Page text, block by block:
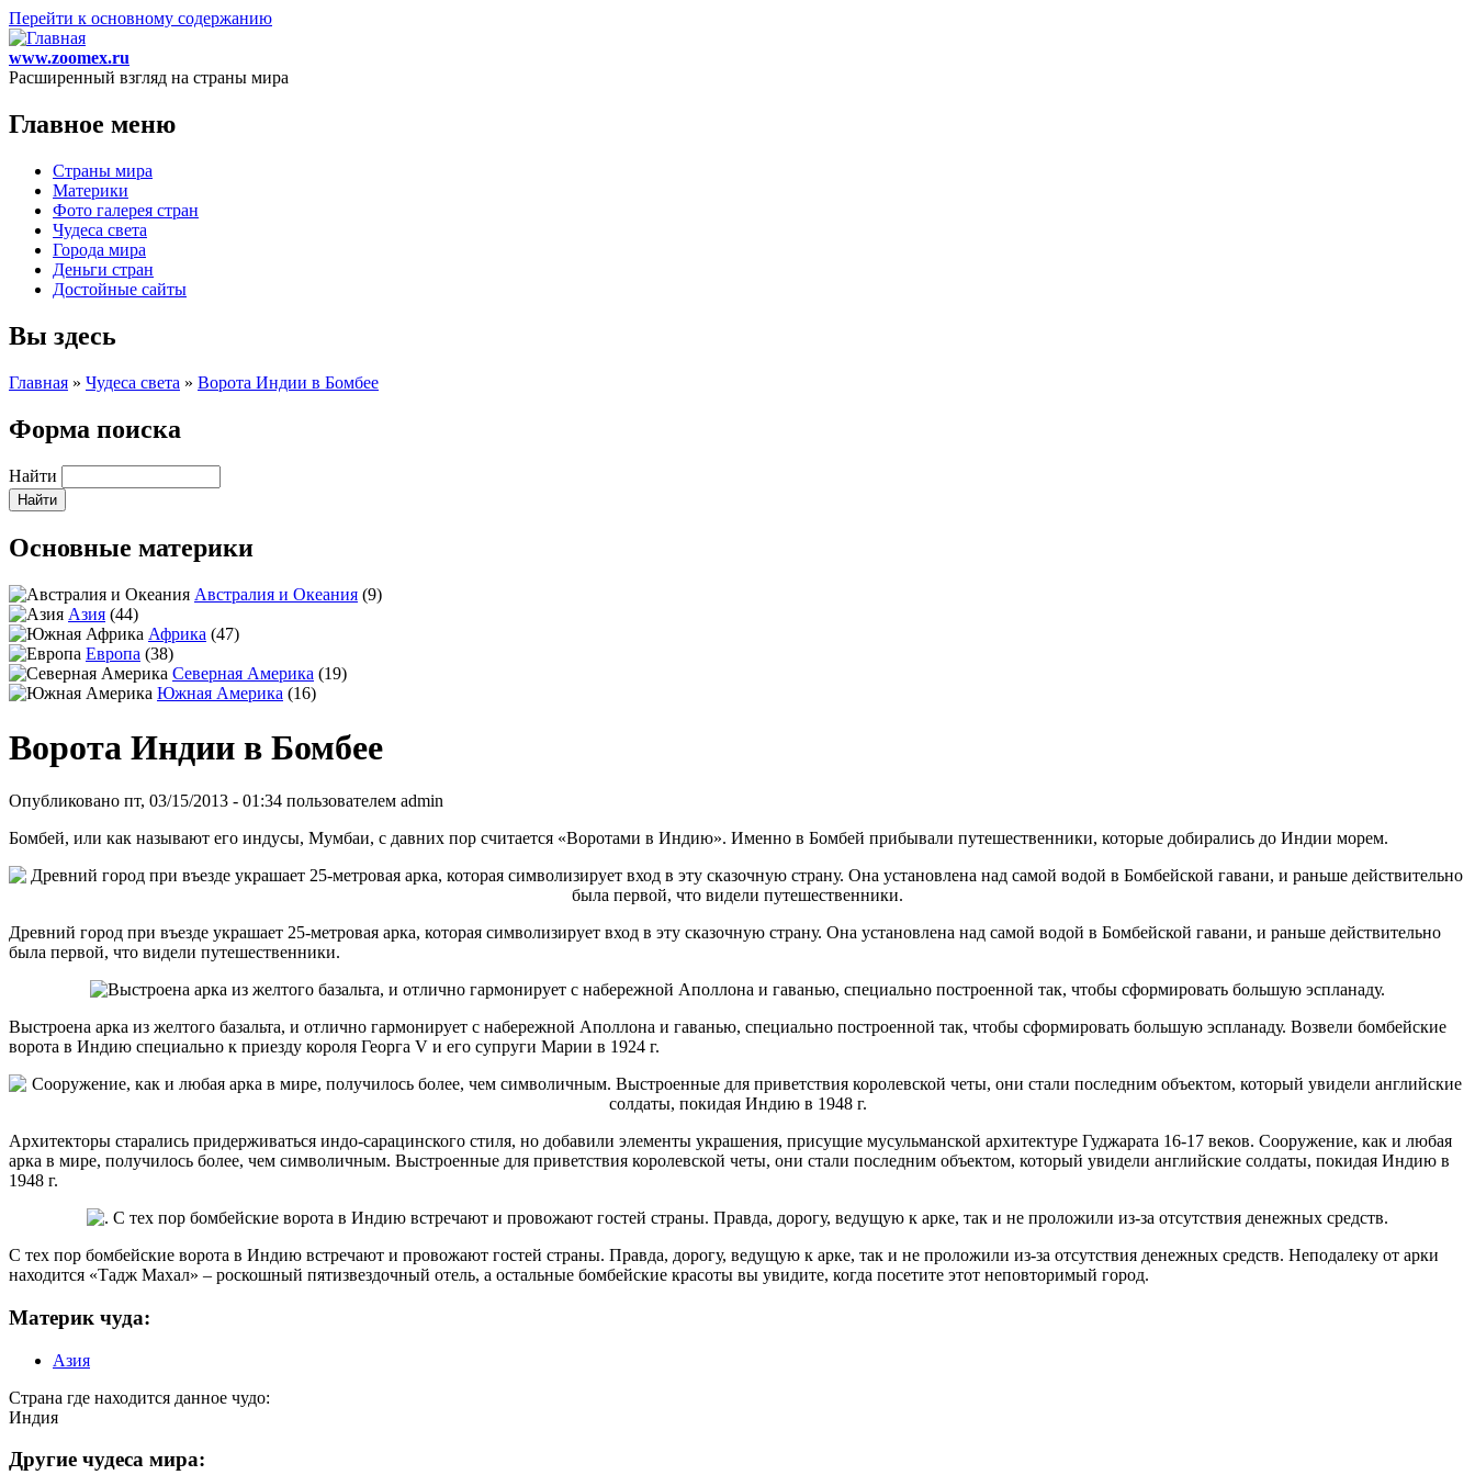
Перейти к основному содержанию
www.zoomex.ru
Расширенный взгляд на страны мира
Главное меню
Страны мира
Материки
Фото галерея стран
Чудеса света
Города мира
Деньги стран
Достойные сайты
Вы здесь
Главная » Чудеса света » Ворота Индии в Бомбее
Форма поиска
Найти
Основные материки
Австралия и Океания (9)
Азия (44)
Африка (47)
Европа (38)
Северная Америка (19)
Южная Америка (16)
Ворота Индии в Бомбее
Опубликовано пт, 03/15/2013 - 01:34 пользователем admin
Бомбей, или как называют его индусы, Мумбаи, с давних пор считается «Воротами в Индию». Именно в Бомбей прибывали путешественники, которые добирались до Индии морем.
Древний город при въезде украшает 25-метровая арка, которая символизирует вход в эту сказочную страну. Она установлена над самой водой в Бомбейской гавани, и раньше действительно
была первой, что видели путешественники.
Выстроена арка из желтого базальта, и отлично гармонирует с набережной Аполлона и гаванью, специально построенной так, чтобы сформировать большую эспланаду. Возвели бомбейские
ворота в Индию специально к приезду короля Георга V и его супруги Марии в 1924 г.
Архитекторы старались придерживаться индо-сарацинского стиля, но добавили элементы украшения, присущие мусульманской архитектуре Гуджарата 16-17 веков. Сооружение, как и любая
арка в мире, получилось более, чем символичным. Выстроенные для приветствия королевской четы, они стали последним объектом, который увидели английские солдаты, покидая Индию в
1948 г.
С тех пор бомбейские ворота в Индию встречают и провожают гостей страны. Правда, дорогу, ведущую к арке, так и не проложили из-за отсутствия денежных средств. Неподалеку от арки
находится «Тадж Махал» – роскошный пятизвездочный отель, а остальные бомбейские красоты вы увидите, когда посетите этот неповторимый город.
Материк чуда:
Азия
Страна где находится данное чудо:
Индия
Другие чудеса мира: